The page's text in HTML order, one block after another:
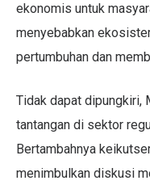
ekonomis untuk
menyebabkan
pertumbuhan dan
Tidak dapat dipungkiri,
tantangan di sektor
Bertambahnya
menimbulkan diskusi